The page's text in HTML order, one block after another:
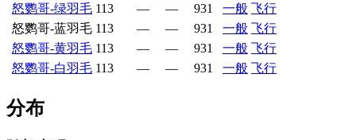
怒鹦哥-绿羽毛 113 — — 931 一般 飞行
怒鹦哥-蓝羽毛 113 — — 931 一般 飞行
怒鹦哥-黄羽毛 113 — — 931 一般 飞行
怒鹦哥-白羽毛 113 — — 931 一般 飞行
分布